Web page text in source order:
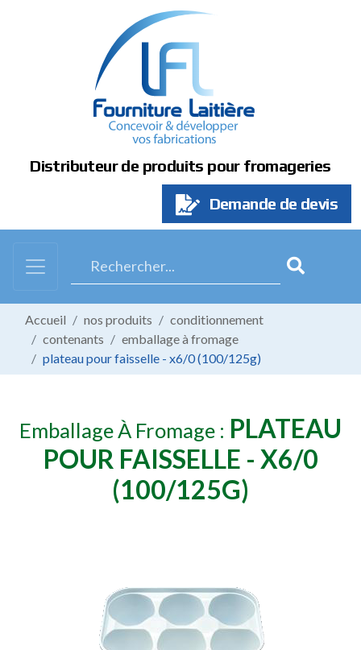
Distributeur de produits pour fromageries
Demande de devis
Accueil nos produits
conditionnement
contenants
emballage à fromage
plateau pour faisselle - x6/0 (100/125g)
Emballage À Fromage : PLATEAU
POUR FAISSELLE - X6/0
(100/125G)
Panneau de gestion des cookies